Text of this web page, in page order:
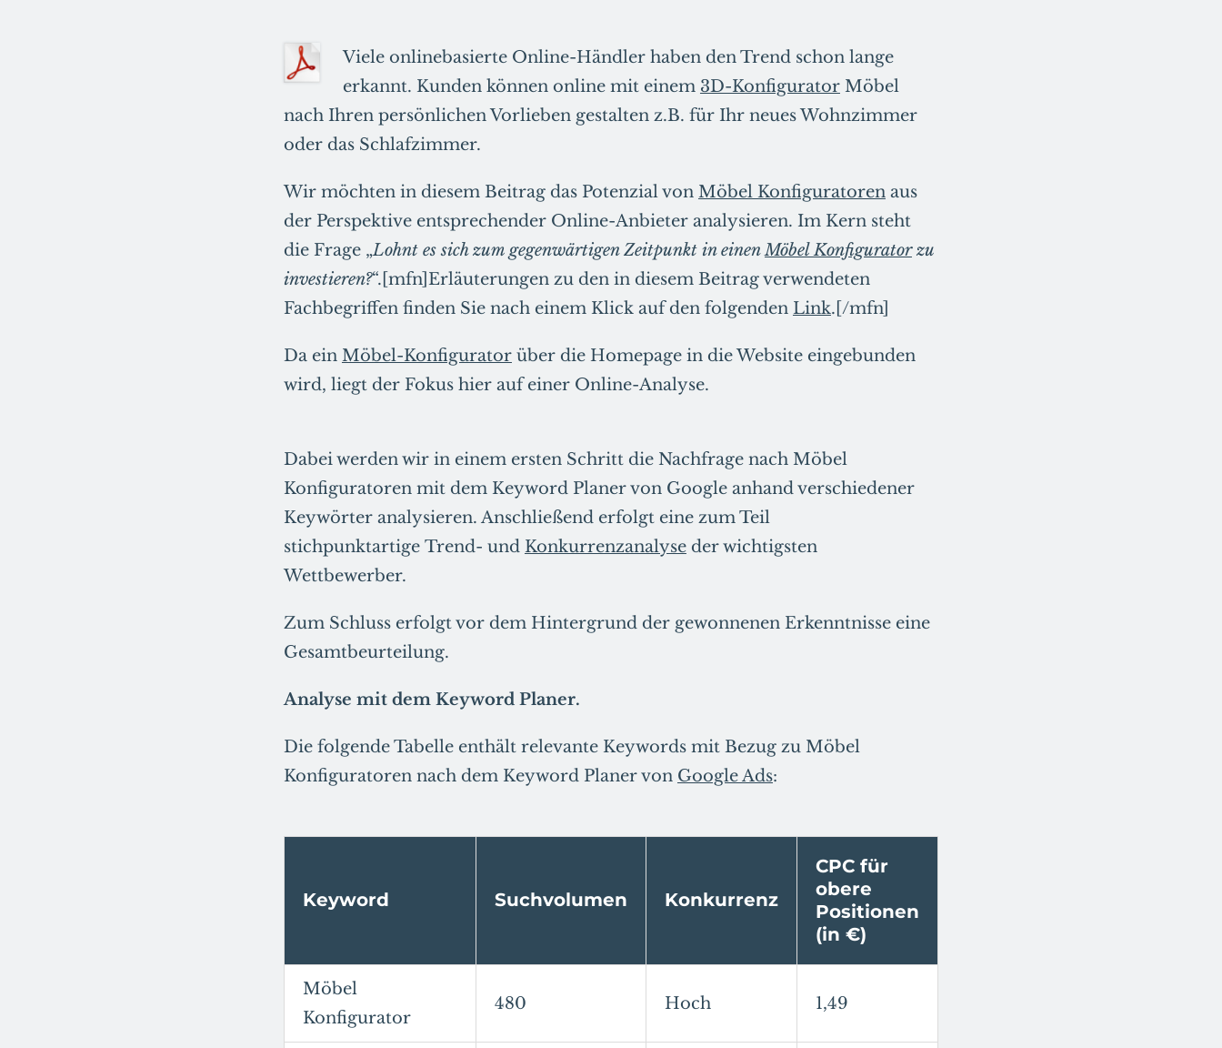
Viele onlinebasierte Online-Händler haben den Trend schon lange
erkannt. Kunden können online mit einem 3D-KonfiguratorMöbel
nach Ihren persönlichen Vorlieben gestalten z.B. für Ihr neues Wohnzimmer
oder das Schlafzimmer.
Wir möchten in diesem Beitrag das Potenzial von Möbel Konfiguratorenaus
der Perspektive entsprechender Online-Anbieter analysieren. Im Kern steht
die Frage „Lohnt es sich zum gegenwärtigen Zeitpunkt in einenMöbel Konfiguratorzu
investieren?“.[mfn]Erläuterungen zu den in diesem Beitrag verwendeten
Fachbegriffen finden Sie nach einem Klick auf den folgenden Link.[/mfn]
Da ein Möbel-Konfiguratorüber die Homepage in die Website eingebunden
wird, liegt der Fokus hier auf einer Online-Analyse.
Dabei werden wir in einem ersten Schritt die Nachfrage nach Möbel
Konfiguratoren mit dem Keyword Planer von Google anhand verschiedener
Keywörter analysieren. Anschließend erfolgt eine zum Teil
stichpunktartige Trend- und Konkurrenzanalyseder wichtigsten
Wettbewerber.
Zum Schluss erfolgt vor dem Hintergrund der gewonnenen Erkenntnisse eine
Gesamtbeurteilung.
Analyse mit dem Keyword Planer.
Die folgende Tabelle enthält relevante Keywords mit Bezug zu Möbel
Konfiguratoren nach dem Keyword Planer von Google Ads:
Keyword Suchvolumen Konkurrenz
CPC für
obere
Positionen
(in €)
Möbel
Konfigurator
480 Hoch 1,49